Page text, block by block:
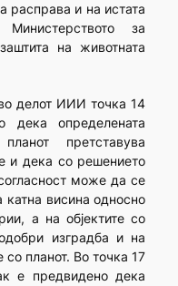
расправа и на истата
за
на животната
делот ИИИ точка 14
дека определената
претставува
и дека со решението
може да се
катна висина односно
а на објектите со
изградба и на
планот. Во точка 17
е предвидено дека